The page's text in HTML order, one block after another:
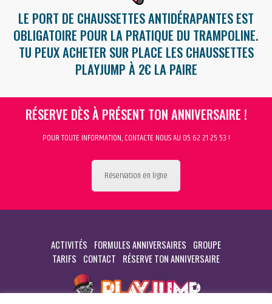
LE PORT DE CHAUSSETTES ANTIDÉRAPANTES EST
OBLIGATOIRE POUR LA PRATIQUE DU TRAMPOLINE.
TU PEUX ACHETER SUR PLACE LES CHAUSSETTES
PLAYJUMP À 2€ LA PAIRE
RÉSERVE DÈS À PRÉSENT TON ANNIVERSAIRE !
POUR TOUTE INFORMATION, CONTACTE NOUS AU 05 62 21 25 53 !
Réservation en ligne
ACTIVITÉS FORMULES ANNIVERSAIRES
GROUPE
TARIFS
CONTACT RÉSERVE TON ANNIVERSAIRE